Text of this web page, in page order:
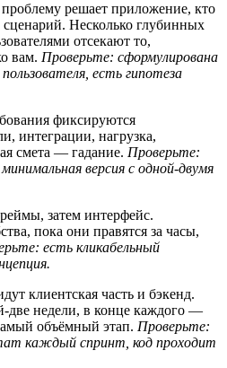
решает приложение, кто
Несколько глубинных
отсекают то,
вам. Проверьте: сформулирована
есть гипотеза
фиксируются
интеграции, нагрузка,
смета — гадание. Проверьте:
версия с одной-двумя
затем интерфейс.
пока они правятся за часы,
есть кликабельный
клиентская часть и бэкенд.
две недели, в конце каждого —
объёмный этап. Проверьте:
каждый спринт, код проходит